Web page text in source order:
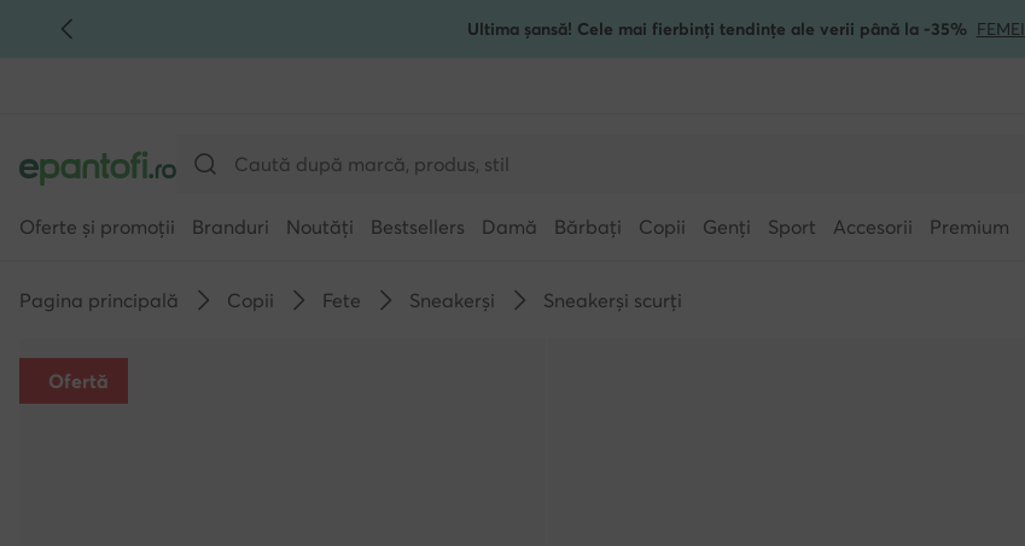
TRECI LA CONȚINUTUL PRINCIPAL Ultima șansă! Cele mai fierbinți tendințe ale verii până la -35% FEMEI
Oferte și promoții Branduri Noutăți Bestsellers Damă Bărbați Copii Genți Sport Accesorii Premium
Pagina principală Copii Fete Sneakerși Sneakerși scurți
Ofertă